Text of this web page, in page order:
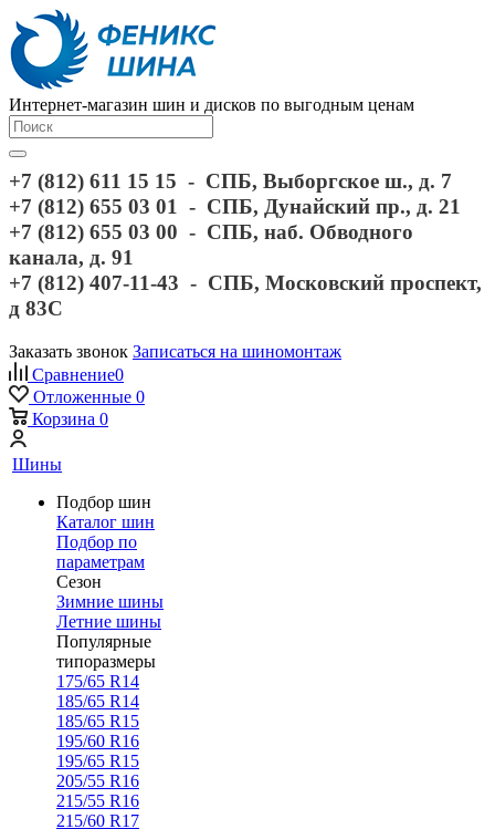
Интернет-магазин шин и дисков по выгодным ценам
+7 (812) 611 15 15 - СПБ, Выборгское ш., д. 7
+7 (812) 655 03 01 - СПБ, Дунайский пр., д. 21
+7 (812) 655 03 00 - СПБ, наб. Обводного
канала, д. 91
+7 (812) 407-11-43 - СПБ, Московский проспект,
д 83С
Заказать звонок Записаться на шиномонтаж
Сравнение0
Отложенные 0
Корзина 0
Шины
Подбор шин
Каталог шин
Подбор по
параметрам
Сезон
Зимние шины
Летние шины
Популярные
типоразмеры
175/65 R14
185/65 R14
185/65 R15
195/60 R16
195/65 R15
205/55 R16
215/55 R16
215/60 R17